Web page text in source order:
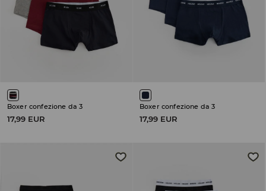
Boxer confezione da 3
17,99 EUR
Boxer confezione da 3
17,99 EUR